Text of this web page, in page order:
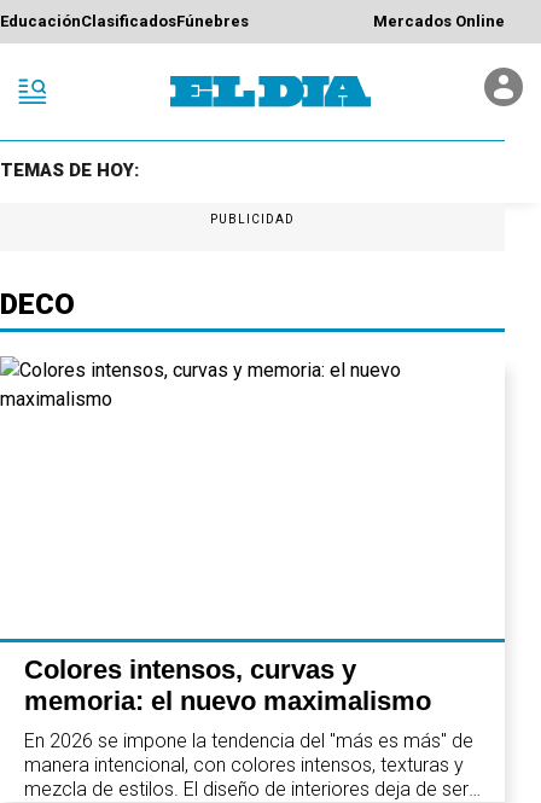
EducaciónClasificadosFúnebres Mercados Online
TEMAS DE HOY:
PUBLICIDAD
DECO
Colores intensos, curvas y
memoria: el nuevo maximalismo
En 2026 se impone la tendencia del "más es más" de
manera intencional, con colores intensos, texturas y
mezcla de estilos. El diseño de interiores deja de ser